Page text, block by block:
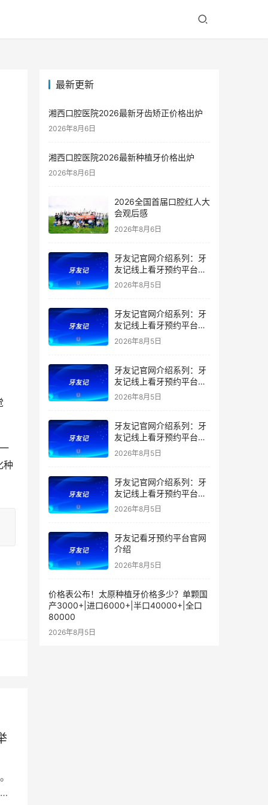
种
最新更新
湘西口腔医院2026最新牙齿矫正价格出炉
2026年8月6日
湘西口腔医院2026最新种植牙价格出炉
2026年8月6日
2026全国首届口腔红人大
会观后感
2026年8月6日
牙友记官网介绍系列：牙
友记线上看牙预约平台是
干什么的？靠谱吗？
2026年8月5日
牙友记官网介绍系列：牙
友记线上看牙预约平台让
看牙不再靠运气
2026年8月5日
牙友记官网介绍系列：牙
友记线上看牙预约平台打
破口腔行业专业壁垒新手
2026年8月5日
牙友记官网介绍系列：牙
友记线上看牙预约平台落
地同城就诊经验打破未知
2026年8月5日
牙友记官网介绍系列：牙
友记线上看牙预约平台的
优势在哪里？
2026年8月5日
牙友记看牙预约平台官网
介绍
2026年8月5日
价格表公布！太原种植牙价格多少？单颗国
产3000+|进口6000+|半口40000+|全口
80000
2026年8月5日